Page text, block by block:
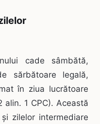
cade sâmbătă,
sărbătoare legală,
în ziua lucrătoare
1 CPC). Această
zilelor intermediare